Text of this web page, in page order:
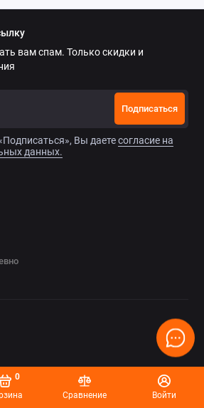
0
Сравнение
Войти
управления
охлаждения и отопления
системы
вам спам. Только скидки и
Подписаться
Вы даетесогласие на
данных.